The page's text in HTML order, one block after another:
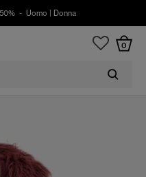
- Uomo Donna
0